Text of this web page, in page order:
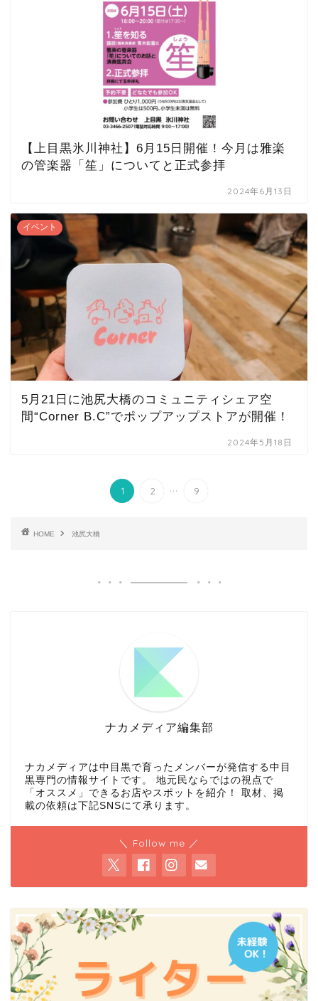
【上目黒氷川神社】6月15日開催！今月は雅楽
の管楽器「笙」についてと正式参拝
2024年6月13日
イベント
5月21日に池尻大橋のコミュニティシェア空
間“Corner B.C”でポップアップストアが開催！
2024年5月18日
1 2 ... 9
HOME 池尻大橋
ナカメディア編集部
ナカメディアは中目黒で育ったメンバーが発信する中目
黒専門の情報サイトです。 地元民ならではの視点で
「オススメ」できるお店やスポットを紹介！ 取材、掲
載の依頼は下記SNSにて承ります。
＼ Follow me ／